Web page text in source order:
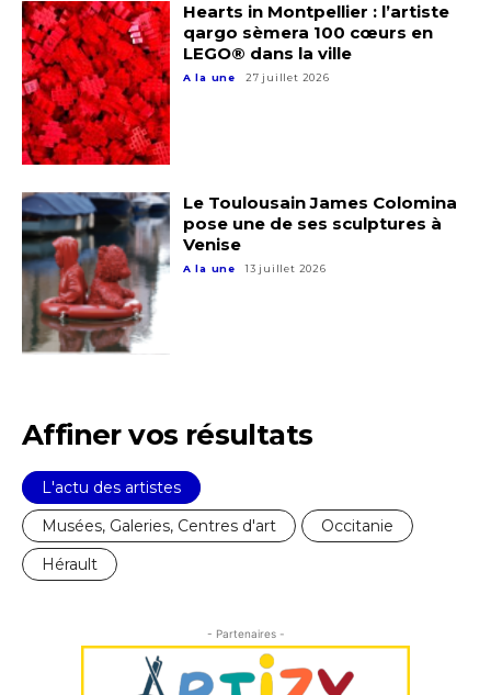
Adresse email*
Prénom
Statut / Organisation
J'accepte les
* Champ obligatoire
Adresse email*
Nom
Statut / Organisation
Hearts in Montpellier : l’artiste
qargo sèmera 100 cœurs en
LEGO® dans la ville
A la une 27 juillet 2026
Le Toulousain James Colomina
pose une de ses sculptures à
Venise
A la une 13 juillet 2026
Affiner vos résultats
L'actu des artistes
Musées, Galeries, Centres d'art
Occitanie
Hérault
- Partenaires -